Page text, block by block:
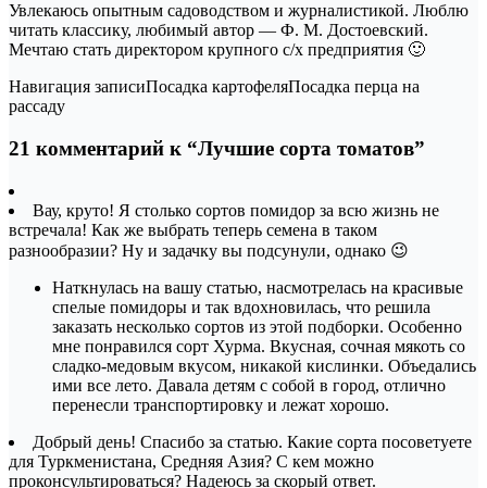
Увлекаюсь опытным садоводством и журналистикой. Люблю
читать классику, любимый автор — Ф. М. Достоевский.
Мечтаю стать директором крупного с/х предприятия 🙂
Навигация записиПосадка картофеляПосадка перца на
рассаду
21 комментарий к “Лучшие сорта томатов”
Вау, круто! Я столько сортов помидор за всю жизнь не
встречала! Как же выбрать теперь семена в таком
разнообразии? Ну и задачку вы подсунули, однако 😉
Наткнулась на вашу статью, насмотрелась на красивые
спелые помидоры и так вдохновилась, что решила
заказать несколько сортов из этой подборки. Особенно
мне понравился сорт Хурма. Вкусная, сочная мякоть со
сладко-медовым вкусом, никакой кислинки. Объедались
ими все лето. Давала детям с собой в город, отлично
перенесли транспортировку и лежат хорошо.
Добрый день! Спасибо за статью. Какие сорта посоветуете
для Туркменистана, Средняя Азия? С кем можно
проконсультироваться? Надеюсь за скорый ответ.